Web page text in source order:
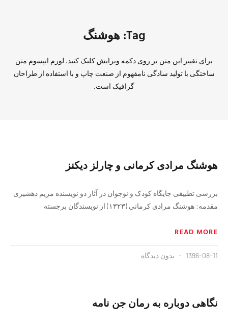
Tag: هوشنگ
برای تغییر این متن بر روی دکمه ویرایش کلیک کنید. لورم ایپسوم متن
ساختگی با تولید سادگی نامفهوم از صنعت چاپ و با استفاده از طراحان
گرافیک است.
هوشنگ مرادی کرمانی و چارلز دیکنز
بررسی تطبیقی جایگاه کودک و نوجوان در آثار دو نویسنده مریم دهشیری
مقدمه: هوشنگ مرادی کرمانی (۱۳۲۳) از نویسندگان برجسته
READ MORE
1396-08-11 بدون دیدگاه
نگاهی دوباره به رمان جن نامه